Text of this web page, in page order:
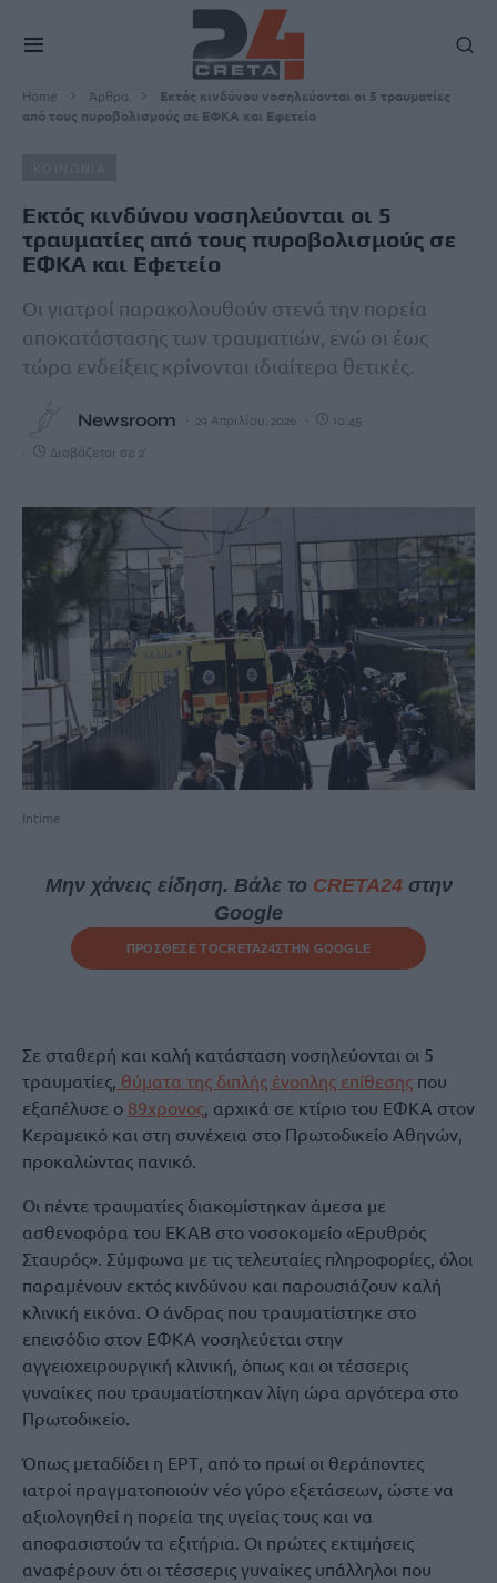
Home Άρθρα
Εκτός κινδύνου νοσηλεύονται οι 5 τραυματίες
από τους πυροβολισμούς σε ΕΦΚΑ και Εφετείο
Εκτός κινδύνου νοσηλεύονται οι 5
τραυματίες από τους πυροβολισμούς σε
ΕΦΚΑ και Εφετείο
Οι γιατροί παρακολουθούν στενά την πορεία
αποκατάστασης των τραυματιών, ενώ οι έως
τώρα ενδείξεις κρίνονται ιδιαίτερα θετικές.
Newsroom 29 Απριλίου, 2026 10:45
Διαβάζεται σε 2'
Intime
Μην χάνεις είδηση. Βάλε το CRETA24στην
Google
ΠΡΟΣΘΕΣΕ ΤΟCRETA24ΣΤΗΝ GOOGLE
Σε σταθερή και καλή κατάσταση νοσηλεύονται οι 5
τραυματίες, θύματα της διπλής ένοπλης επίθεσης που
εξαπέλυσε ο 89χρονος, αρχικά σε κτίριο του ΕΦΚΑ στον
Κεραμεικό και στη συνέχεια στο Πρωτοδικείο Αθηνών,
προκαλώντας πανικό.
Οι πέντε τραυματίες διακομίστηκαν άμεσα με
ασθενοφόρα του ΕΚΑΒ στο νοσοκομείο «Ερυθρός
Σταυρός». Σύμφωνα με τις τελευταίες πληροφορίες, όλοι
παραμένουν εκτός κινδύνου και παρουσιάζουν καλή
κλινική εικόνα. Ο άνδρας που τραυματίστηκε στο
επεισόδιο στον ΕΦΚΑ νοσηλεύεται στην
αγγειοχειρουργική κλινική, όπως και οι τέσσερις
γυναίκες που τραυματίστηκαν λίγη ώρα αργότερα στο
Πρωτοδικείο.
Όπως μεταδίδει η ΕΡΤ, από το πρωί οι θεράποντες
ιατροί πραγματοποιούν νέο γύρο εξετάσεων, ώστε να
αξιολογηθεί η πορεία της υγείας τους και να
αποφασιστούν τα εξιτήρια. Οι πρώτες εκτιμήσεις
αναφέρουν ότι οι τέσσερις γυναίκες υπάλληλοι που